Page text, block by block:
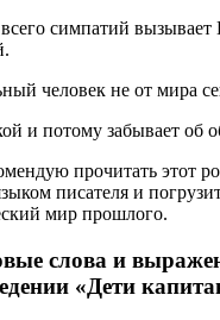
симпатий
человек не от мира
и потому забывает об
прочитать этот
писателя и
мир прошлого.
слова и
«Дети